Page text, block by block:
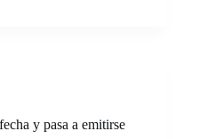
y pasa a emitirse